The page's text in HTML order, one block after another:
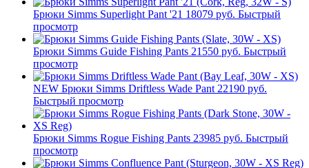
Брюки Simms Superlight Pant '21 18079 руб. Быстрый
просмотр
Брюки Simms Guide Fishing Pants 21550 руб. Быстрый
просмотр
NEW Брюки Simms Driftless Wade Pant 22190 руб.
Быстрый просмотр
Брюки Simms Rogue Fishing Pants 23985 руб. Быстрый
просмотр